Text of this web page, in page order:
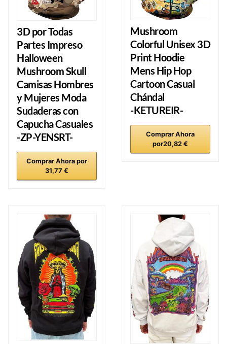
3D por Todas
Partes Impreso
Halloween
Mushroom Skull
Camisas Hombres
y Mujeres Moda
Sudaderas con
Capucha Casuales
-ZP-YENSRT-
Comprar Ahora por
31,77 €
Mushroom
Colorful Unisex 3D
Print Hoodie
Mens Hip Hop
Cartoon Casual
Chándal
-KETUREIR-
Comprar Ahora
por20,82 €